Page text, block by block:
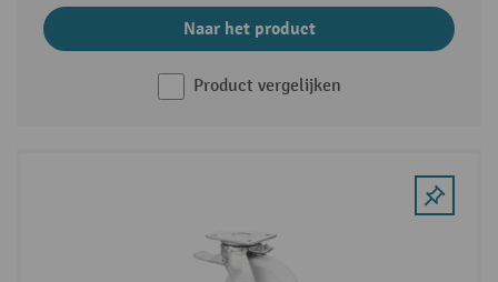
Naar het product
Product vergelijken